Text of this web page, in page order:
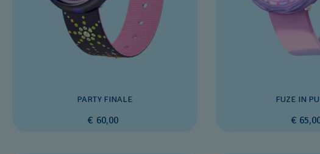
PARTY FINALE
€ 60,00
FUZE IN
€